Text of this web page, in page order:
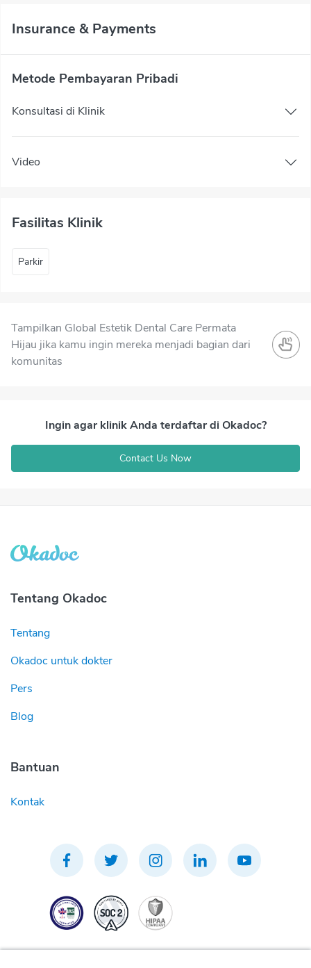
Insurance & Payments
Metode Pembayaran Pribadi
Konsultasi di Klinik
Video
Fasilitas Klinik
Parkir
Tampilkan Global Estetik Dental Care Permata
Hijau jika kamu ingin mereka menjadi bagian dari
komunitas
Ingin agar klinik Anda terdaftar di Okadoc?
Contact Us Now
Tentang Okadoc
Tentang
Okadoc untuk dokter
Pers
Blog
Bantuan
Kontak